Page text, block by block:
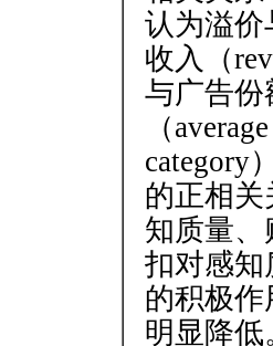
认为溢价
收入（
与广告份
（
category
的正相
知质量
扣对感知
的积极
明显降